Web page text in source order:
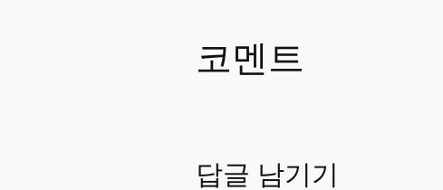
코멘트
답글 남기기